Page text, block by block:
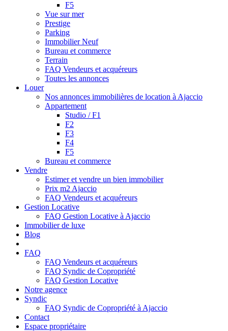
F5
Vue sur mer
Prestige
Parking
Immobilier Neuf
Bureau et commerce
Terrain
FAQ Vendeurs et acquéreurs
Toutes les annonces
Louer
Nos annonces immobilières de location à Ajaccio
Appartement
Studio / F1
F2
F3
F4
F5
Bureau et commerce
Vendre
Estimer et vendre un bien immobilier
Prix m2 Ajaccio
FAQ Vendeurs et acquéreurs
Gestion Locative
FAQ Gestion Locative à Ajaccio
Immobilier de luxe
Blog
FAQ
FAQ Vendeurs et acquéreurs
FAQ Syndic de Copropriété
FAQ Gestion Locative
Notre agence
Syndic
FAQ Syndic de Copropriété à Ajaccio
Contact
Espace propriétaire